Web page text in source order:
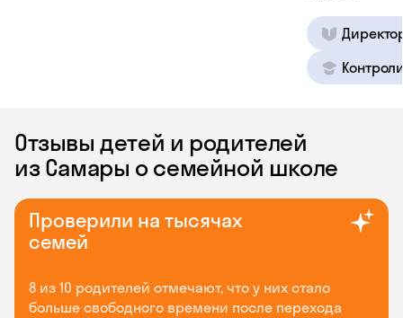
Отзывы детей и родителей
из Самары о семейной школе
Проверили на тысячах
семей
8 из 10 родителей отмечают, что у них стало
больше свободного времени после перехода